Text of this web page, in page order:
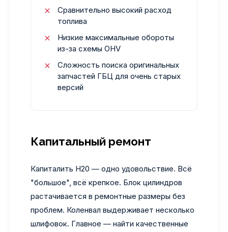
Сравнительно высокий расход
топлива
Низкие максимальные обороты
из-за схемы OHV
Сложность поиска оригинальных
запчастей ГБЦ для очень старых
версий
Капитальный ремонт
Капиталить H20 — одно удовольствие. Всё
"большое", всё крепкое. Блок цилиндров
растачивается в ремонтные размеры без
проблем. Коленвал выдерживает несколько
шлифовок. Главное — найти качественные